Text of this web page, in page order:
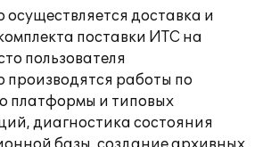
осуществляется доставка и
поставки ИТС на
пользователя
производятся работы по
платформы и типовых
диагностика состояния